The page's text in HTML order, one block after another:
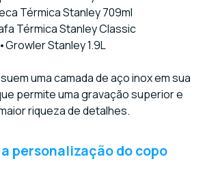
Térmica Stanley 709ml
Térmica Stanley Classic
•Growler Stanley 1.9L
uma camada de aço inox em sua
permite uma gravação superior e
riqueza de detalhes.
personalização do copo